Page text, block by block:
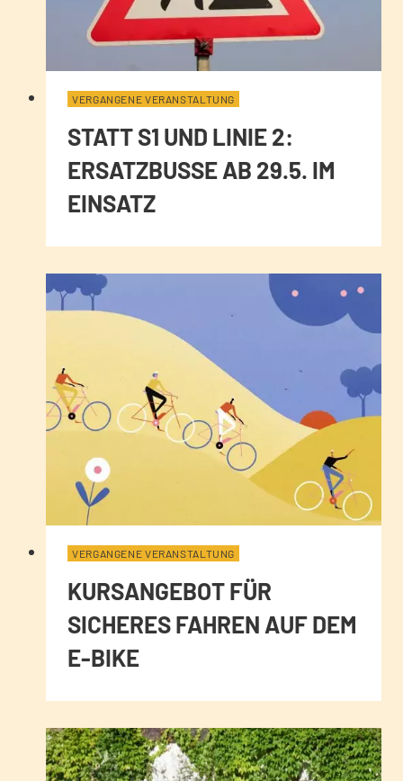
VERGANGENE VERANSTALTUNG
STATT S1 UND LINIE 2:
ERSATZBUSSE AB 29.5. IM
EINSATZ
VERGANGENE VERANSTALTUNG
KURSANGEBOT FÜR
SICHERES FAHREN AUF DEM
E-BIKE